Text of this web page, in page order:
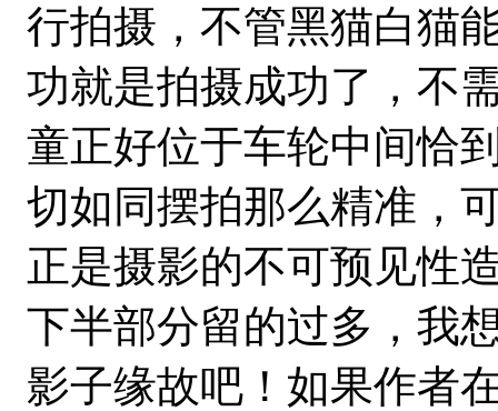
行拍摄，不管黑猫白猫
功就是拍摄成功了，不
童正好位于车轮中间恰
切如同摆拍那么精准，
正是摄影的不可预见性
下半部分留的过多，我
影子缘故吧！如果作者